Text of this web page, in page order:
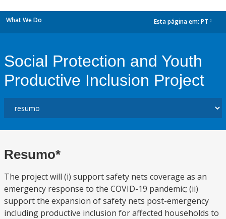
What We Do Esta página em: PT
Social Protection and Youth
Productive Inclusion Project
Resumo*
The project will (i) support safety nets coverage as an
emergency response to the COVID-19 pandemic; (ii)
support the expansion of safety nets post-emergency
including productive inclusion for affected households to